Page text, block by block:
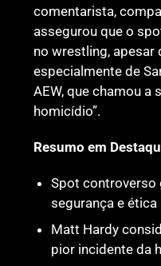
comentarista,
assegurou que o
no wrestling, apesar
especialmente de
AEW, que chamou a
homicídio”.
Resumo em
Spot controverso
segurança e
Matt Hardy
pior incidente da